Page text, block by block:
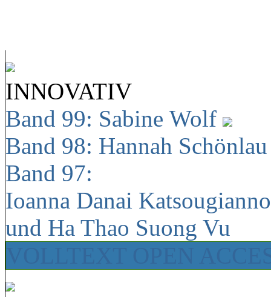
INNOVATIV
Band 99: Sabine Wolf
Band 98: Hannah
Band 97:
Ioanna Danai
und Ha Thao Suong Vu